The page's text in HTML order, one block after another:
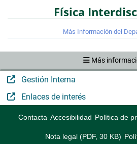
Física
Más Información del
Más
Gestión Interna
Enlaces de interés
Contacta Accesibilidad Política de
Nota legal (PDF, 30 KB)